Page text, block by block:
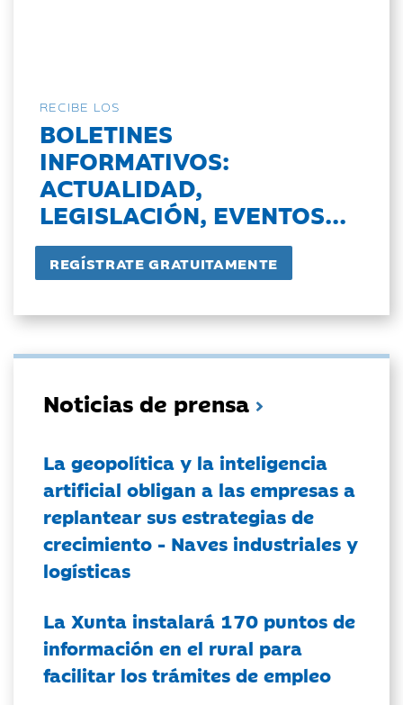
RECIBE LOS
BOLETINES
INFORMATIVOS:
ACTUALIDAD,
LEGISLACIÓN, EVENTOS...
Noticias de prensa
La geopolítica y la inteligencia
artificial obligan a las empresas a
replantear sus estrategias de
crecimiento - Naves industriales y
logísticas
La Xunta instalará 170 puntos de
información en el rural para
facilitar los trámites de empleo